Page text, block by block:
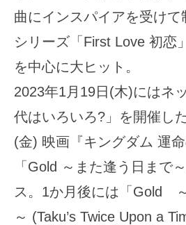
曲にインスパイアを受け
シリーズ「First Love 初恋
を中心に大ヒット。
2023年1月19日(木)にはネ
代はいろいろ?」を開催し
(金) 映画『キングダム 運
「Gold ～また逢う日まで
ス。1か月後には「Gold
～ (Taku’s Twice Upon a